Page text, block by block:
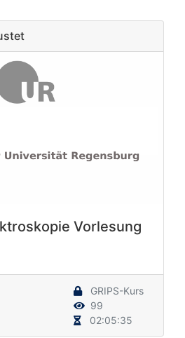
Vorlesung
GRIPS-Kurs
99
02:05:35